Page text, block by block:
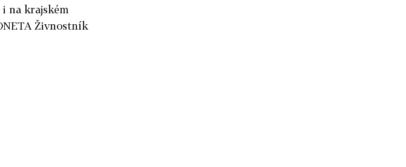
na krajském
Živnostník